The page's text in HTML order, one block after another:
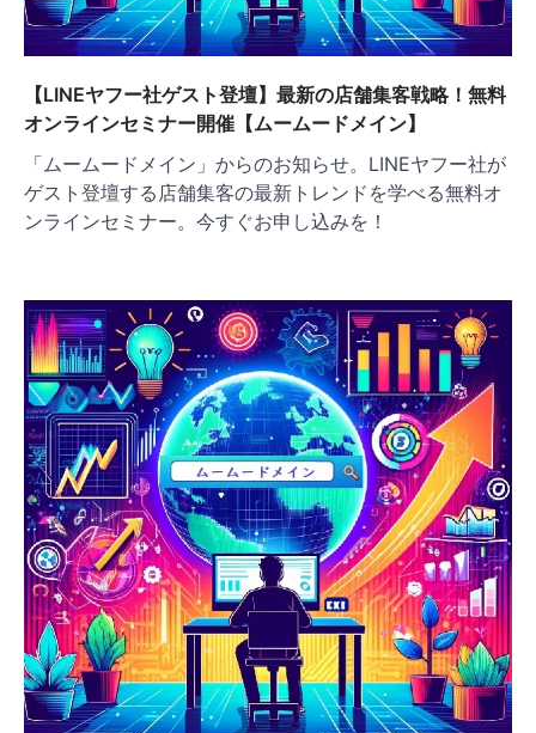
【LINEヤフー社ゲスト登壇】最新の店舗集客戦略！無料
オンラインセミナー開催【ムームードメイン】
「ムームードメイン」からのお知らせ。LINEヤフー社が
ゲスト登壇する店舗集客の最新トレンドを学べる無料オ
ンラインセミナー。今すぐお申し込みを！